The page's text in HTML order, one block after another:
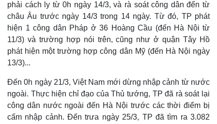
phải cách ly từ 0h ngày 14/3, và rà soát công dân đến từ
châu Âu trước ngày 14/3 trong 14 ngày. Từ đó, TP phát
hiện 1 công dân Pháp ở 36 Hoàng Cầu (đến Hà Nội từ
11/3) và trường hợp nói trên, cũng như ở quận Tây Hồ
phát hiện một trường hợp công dân Mỹ (đến Hà Nội ngày
13/3)...
Đến 0h ngày 21/3, Việt Nam mới dừng nhập cảnh từ nước
ngoài. Thực hiện chỉ đạo của Thủ tướng, TP đã rà soát lại
công dân nước ngoài đến Hà Nội trước các thời điểm bị
cấm nhập cảnh. Đến trưa ngày 25/3, TP đã tìm ra 3.082